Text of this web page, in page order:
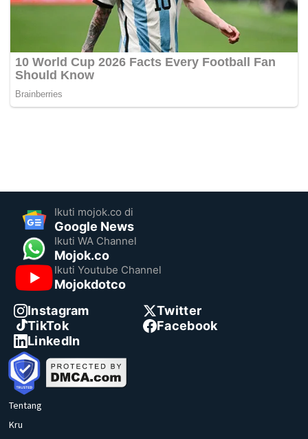
Ikuti mojok.co di
Google News
Ikuti WA Channel
Mojok.co
Ikuti Youtube Channel
Mojokdotco
Instagram
Twitter
TikTok
Facebook
LinkedIn
Tentang
Kru